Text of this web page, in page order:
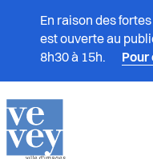
En raison des
est ouverte au
8h30 à 15h.
Pour